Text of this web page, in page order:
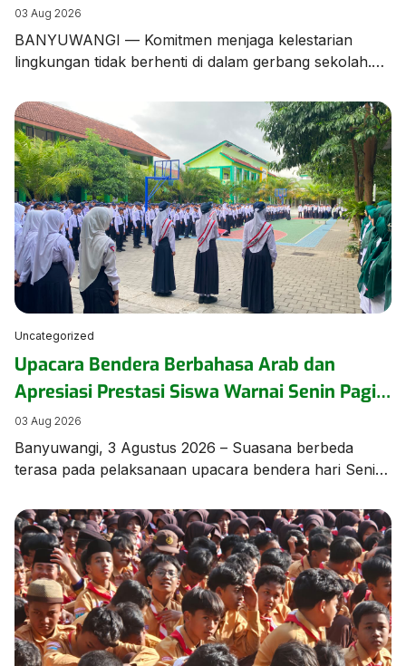
Edukasi Pengelolaan Sampah
03 Aug 2026
BANYUWANGI — Komitmen menjaga kelestarian
lingkungan tidak berhenti di dalam gerbang sekolah.
langsung ke lingkungan kampung sekitar untuk
menggelar aksi kampanye dan edukasi pengelolaan
sampah bersama warga masyarakat. Aksi ini
merupakan bentuk kepedulian nyata MTsN 1
Banyuwangi dalam merajut sinergi dengan warga
sekitar. Dalam kegiatan tersebut, para […]
Uncategorized
Upacara Bendera Berbahasa Arab dan
Apresiasi Prestasi Siswa Warnai Senin Pagi
di MTsN 1 Banyuwangi
03 Aug 2026
Banyuwangi, 3 Agustus 2026 – Suasana berbeda
terasa pada pelaksanaan upacara bendera hari Senin,
Seluruh rangkaian upacara dilaksanakan
menggunakan Bahasa Arab sebagai bagian dari
program pembiasaan berbahasa asing yang terus
dikembangkan oleh madrasah guna meningkatkan
kemampuan komunikasi peserta didik. Upacara
berlangsung dengan tertib, khidmat, dan penuh
semangat, […]